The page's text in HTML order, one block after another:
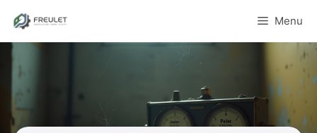
contenu
Menu